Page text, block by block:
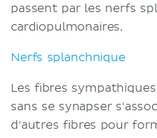
passent par les nerfs
cardiopulmonaires.
Nerfs splanchnique
Les fibres
sans se synapser
d'autres fibres pour